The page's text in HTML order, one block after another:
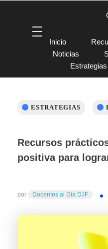
Inicio
Noticias
Estrategias
Recursos
positiva para
por Docentes al Dia DJF
ESTRATEGIAS